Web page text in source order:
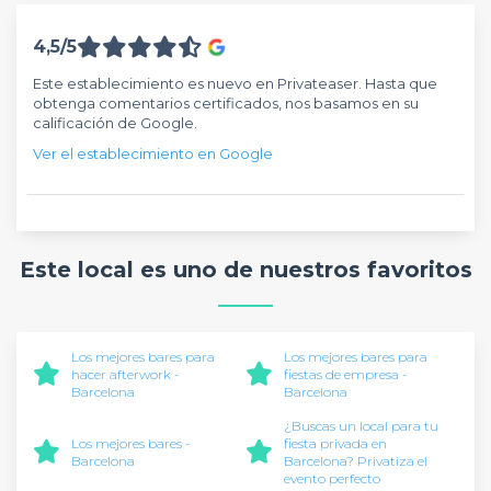
4,5/5
Este establecimiento es nuevo en Privateaser. Hasta que
obtenga comentarios certificados, nos basamos en su
calificación de Google.
Ver el establecimiento en Google
Este local es uno de nuestros favoritos
Los mejores bares para
hacer afterwork -
Barcelona
Los mejores bares para
fiestas de empresa -
Barcelona
Los mejores bares -
Barcelona
¿Buscas un local para tu
fiesta privada en
Barcelona? Privatiza el
evento perfecto